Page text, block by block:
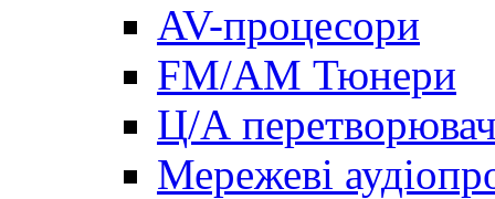
AV-процесори
FM/AM Тюнери
Ц/А
Мережеві